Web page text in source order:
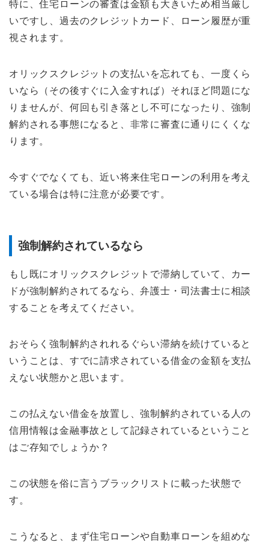
特に、住宅ローンの審査は金額も大きいため相当厳し
いですし、過去のクレジットカード、ローン履歴が重
視されます。
オリックスクレジットの支払いを忘れても、一度くら
いなら（その後すぐに入金すれば）それほど問題にな
りませんが、何回も引き落とし不可になったり、強制
解約される事態になると、非常に審査に通りにくくな
ります。
今すぐでなくても、近い将来住宅ローンの利用を考え
ている場合は特に注意が必要です。
強制解約されているなら
もし既にオリックスクレジットで滞納していて、カー
ドが強制解約されてるなら、弁護士・司法書士に相談
することを考えてください。
おそらく強制解約されれるぐらい滞納を続けていると
いうことは、すでに請求されている借金の金額を支払
えない状態かと思います。
この払えない借金を放置し、強制解約されている人の
信用情報は金融事故として記録されているということ
はご存知でしょうか？
この状態を俗に言うブラックリストに載った状態で
す。
こうなると、まず住宅ローンや自動車ローンを組めな